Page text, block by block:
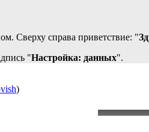
Сверху справа приветствие: "
"Настройка: данных".
)